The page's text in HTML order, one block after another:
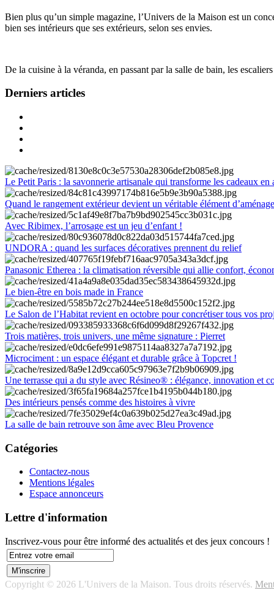
Bien plus qu’un simple magazine, l’Univers de la Maison est un
bien ses intérieurs que ses extérieurs, selon ses envies.
De la cuisine à la véranda, en passant par la salle de bain, les
Derniers articles
Le Petit Paris : la savonnerie artisanale qui transforme les cadeaux en
Quand le rangement extérieur devient un véritable élément
Avec Ribimex, l’arrosage est un jeu d’enfant !
UNDORA : quand les surfaces décoratives prennent du relief
Panasonic Etherea : la climatisation réversible qui allie confort,
Le bien-être en bois made in France
Le Salon de l’Habitat revient en octobre pour concrétiser tous vos
Trois matières, trois univers, une même signature : Pierret
Microciment : un espace élégant et durable grâce à Topcret !
Une terrasse qui a du style avec Résineo® : élégance, innovation et
Des intérieurs pensés comme des histoires à vivre
La salle de bain retrouve son âme avec Bleu Provence
Catégories
Contactez-nous
Mentions légales
Espace annonceurs
Lettre d'information
Inscrivez-vous pour être informé des actualités et des jeux concours !
Copyright © 2026 L'Univers de la Maison. Tous droits réservés.